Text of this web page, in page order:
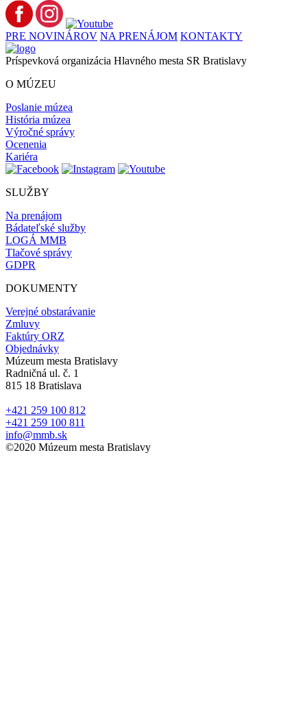
PRE NOVINÁROV NA PRENÁJOM KONTAKTY
Príspevková organizácia Hlavného mesta SR Bratislavy
O MÚZEU
Poslanie múzea
História múzea
Výročné správy
Ocenenia
Kariéra
SLUŽBY
Na prenájom
Bádateľské služby
LOGÁ MMB
Tlačové správy
GDPR
DOKUMENTY
Verejné obstarávanie
Zmluvy
Faktúry ORZ
Objednávky
Múzeum mesta Bratislavy
Radničná ul. č. 1
815 18 Bratislava
+421 259 100 812
+421 259 100 811
info@mmb.sk
©2020 Múzeum mesta Bratislavy